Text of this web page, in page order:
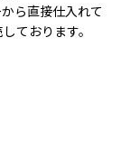
ら直接仕入れて
ております。